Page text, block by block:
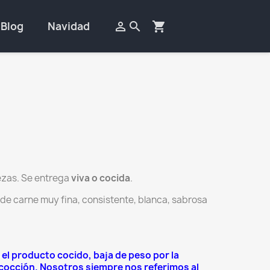
Blog Navidad  search shopping_cart
Se entregaviva o cocida.
carne muy fina, consistente, blanca, sabrosa
producto cocido, baja de peso por la
Nosotros siempre nos referimos al